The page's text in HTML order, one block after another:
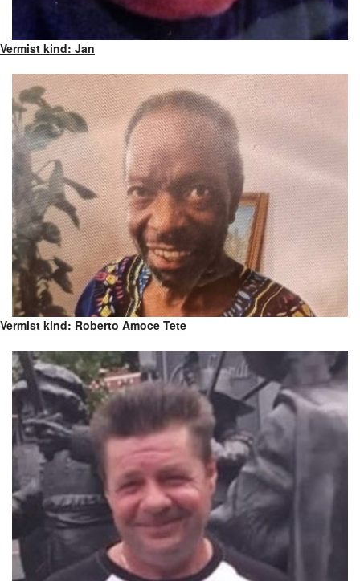
Vermist kind: Jan
Vermist kind: Roberto Amoce Tete